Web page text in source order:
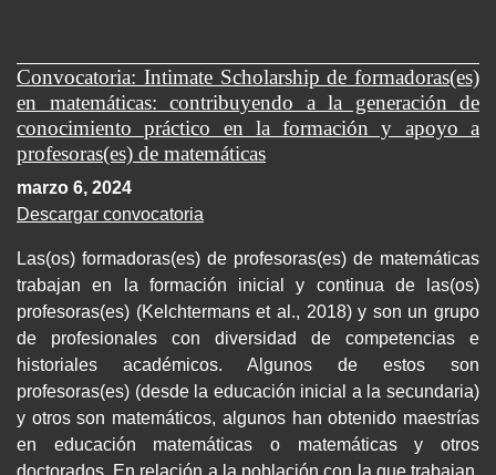
Convocatoria: Intimate Scholarship de formadoras(es)
en matemáticas: contribuyendo a la generación de
conocimiento práctico en la formación y apoyo a
profesoras(es) de matemáticas
marzo 6, 2024
Descargar convocatoria
Las(os) formadoras(es) de profesoras(es) de matemáticas
trabajan en la formación inicial y continua de las(os)
profesoras(es) (Kelchtermans et al., 2018) y son un grupo
de profesionales con diversidad de competencias e
historiales académicos. Algunos de estos son
profesoras(es) (desde la educación inicial a la secundaria)
y otros son matemáticos, algunos han obtenido maestrías
en educación matemáticas o matemáticas y otros
doctorados. En relación a la población con la que trabajan,